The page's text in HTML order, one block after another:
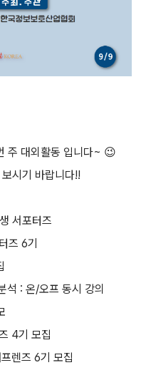
주 대외활동 입니다~ 😉
시기 바랍니다!!
서포터즈
즈 6기
: 온/오프 동시 강의
4기 모집
렌즈 6기 모집